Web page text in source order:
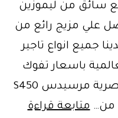
سائق من ليموزين
حتي تحصل علي مزيج رائع من
جميع انواع تاجير
باسعار تفوك
التوقع استاجر الان سيارة عصرية مرسيدس S450
من…متابعة قراءة